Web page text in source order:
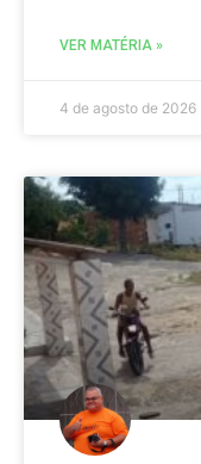
VER MATÉRIA »
4 de agosto de 2026